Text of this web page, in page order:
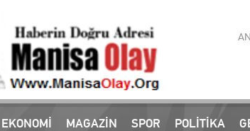
EKONOMİ MAGAZİN SPOR POLİTİKA
16:10 Manisa'da uyuşturucu operasyonlarında